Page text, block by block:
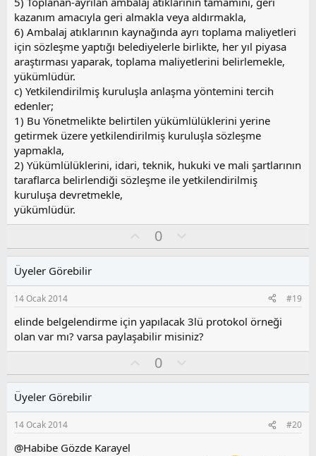
kazanım amacıyla geri almakla veya aldırmakla,
6) Ambalaj atıklarının kaynağında ayrı toplama maliyetleri
için sözleşme yaptığı belediyelerle birlikte, her yıl piyasa
araştırması yaparak, toplama maliyetlerini belirlemekle,
yükümlüdür.
c) Yetkilendirilmiş kuruluşla anlaşma yöntemini tercih
edenler;
1) Bu Yönetmelikte belirtilen yükümlülüklerini yerine
getirmek üzere yetkilendirilmiş kuruluşla sözleşme
yapmakla,
2) Yükümlülüklerini, idari, teknik, hukuki ve mali şartlarının
taraflarca belirlendiği sözleşme ile yetkilendirilmiş
kuruluşa devretmekle,
yükümlüdür.
y
0
l
s
u
z
o
y
a
Üyeler Görebilir
14 Ocak 2014 #19
elinde belgelendirme için yapılacak 3lü protokol örneği
olan var mı? varsa paylaşabilir misiniz?
y
0
l
s
u
Üyeler Görebilir
14 Ocak 2014 #20
@Habibe Gözde Karayel